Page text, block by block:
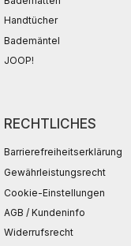
Handtücher
Bademäntel
JOOP!
RECHTLICHES
Barrierefreiheitserklärung
Gewährleistungsrecht
Cookie-Einstellungen
AGB / Kundeninfo
Widerrufsrecht